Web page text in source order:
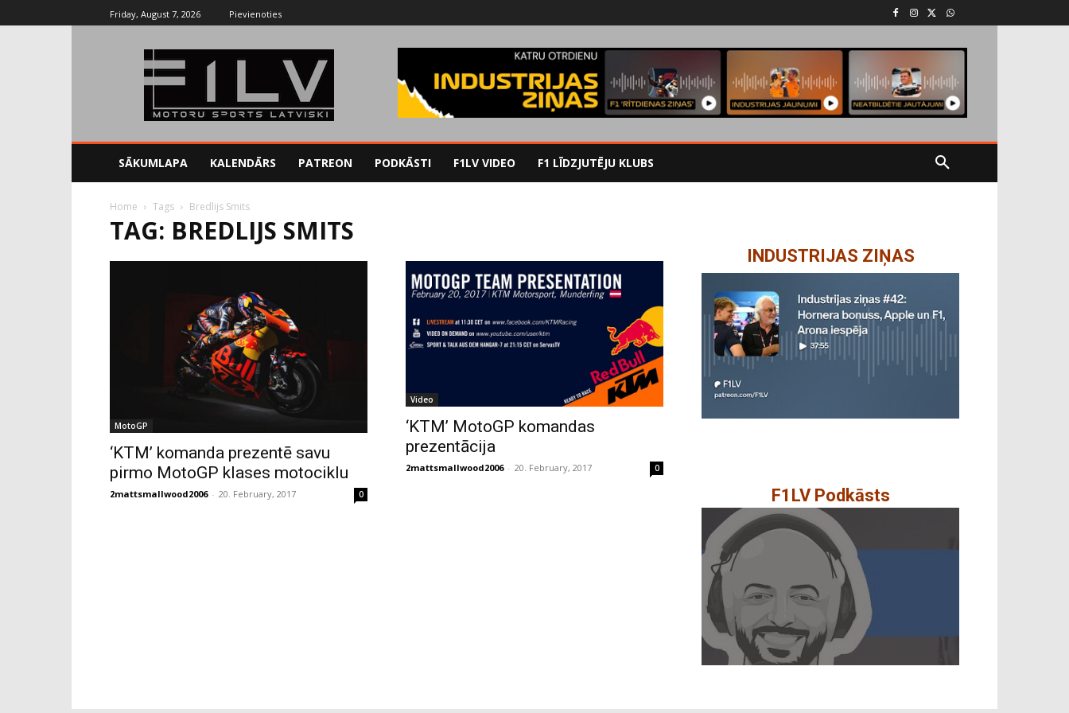
Friday, August 7, 2026 Pievienoties
SĀKUMLAPA KALENDĀRS PATREON PODKĀSTI F1LV VIDEO F1 LĪDZJUTĒJU KLUBS
Home Tags Bredlijs Smits
TAG: BREDLIJS SMITS
MotoGP
‘KTM’ komanda prezentē savu
pirmo MotoGP klases motociklu
2mattsmallwood2006 - 20. February, 2017 0
Video
‘KTM’ MotoGP komandas
prezentācija
2mattsmallwood2006 - 20. February, 2017 0
INDUSTRIJAS ZIŅAS
F1LV Podkāsts